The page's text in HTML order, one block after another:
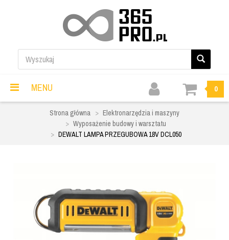
MENU 0
Strona główna
Elektronarzędzia i maszyny
Wyposażenie budowy i warsztatu
DEWALT LAMPA PRZEGUBOWA 18V DCL050